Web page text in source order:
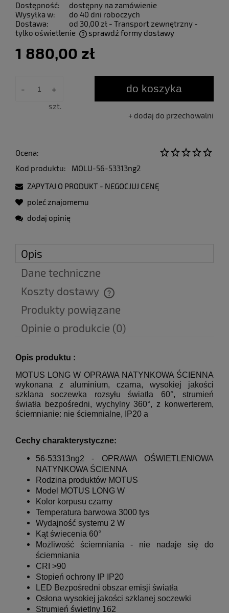
Dostępność:
dostępny na zamówienie
Wysyłka w:
do 40 dni roboczych
Dostawa:
od 30,00 zł - Transport zewnętrzny -
tylko oświetlenie
sprawdź formy dostawy
1 880,00 zł
- +
szt.
do koszyka
dodaj do przechowalni
Ocena:
Kod produktu:
MOLU-56-53313ng2
ZAPYTAJ O PRODUKT - NEGOCJUJ CENĘ
poleć znajomemu
dodaj opinię
Opis
Dane techniczne
Koszty dostawy
Cena nie zawiera ewentualnych kosztów płatności
Produkty powiązane
Opinie o produkcie (0)
Opis produktu :
MOTUS LONG W OPRAWA NATYNKOWA ŚCIENNA
wykonana z aluminium, czarna, wysokiej jakości
szklana soczewka rozsyłu światła 60°, strumień
światła bezpośredni, wychylny 360°, z konwerterem,
ściemnianie: nie ściemnialne, IP20 a
Cechy charakterystyczne:
56-53313ng2 - OPRAWA OŚWIETLENIOWA
NATYNKOWA ŚCIENNA
Rodzina produktów MOTUS
Model MOTUS LONG W
Kolor korpusu czarny
Temperatura barwowa 3000 tys
Wydajność systemu 2 W
Kąt świecenia 60°
Możliwość ściemniania - nie nadaje się do
ściemniania
CRI >90
Stopień ochrony IP IP20
LED Bezpośredni obszar emisji światła
Osłona wysokiej jakości szklanej soczewki
Strumień świetlny 162